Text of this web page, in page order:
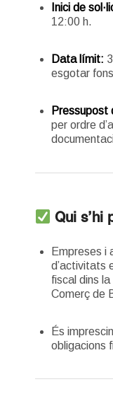
Inici de
12:00 h.
Data límit:
esgotar
Pressupost
per ordre
Qui s’hi
Empreses i
d’activitats
fiscal dins
Comerç de
És
obligacions